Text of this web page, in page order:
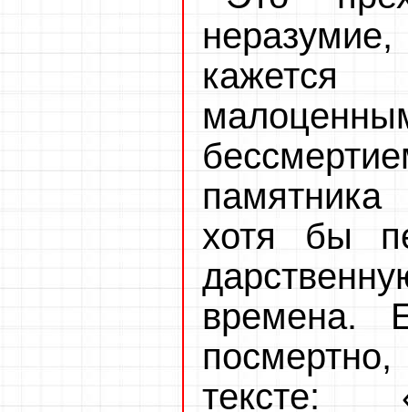
хотя бы
времена.
тексте: